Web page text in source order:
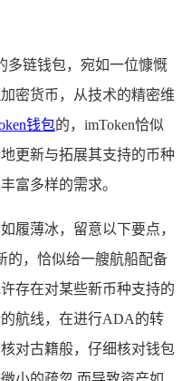
多链钱包，宛如一位慷慨
密货币，从技术的精密维
钱包的，imToken恰似
更新与拓展其支持的币种
富多样的需求。
履薄冰，留意以下要点，
的，恰似给一艘航船配备
存在对某些新币种支持的
航线，在进行ADA的转
对古籍般，仔细核对钱包